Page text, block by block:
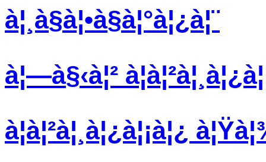
à¦¸à§à¦•à§à¦°à¦¿à¦¨
à¦—à§‹à¦²
à¦à¦²à¦¸à¦¿à¦¡à¦¿